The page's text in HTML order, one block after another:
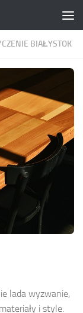
BIAŁYSTOK
lada wyzwanie,
i style.